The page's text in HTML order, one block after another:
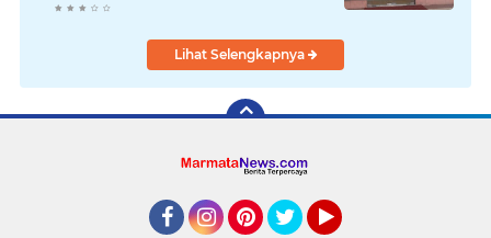
Lihat Selengkapnya